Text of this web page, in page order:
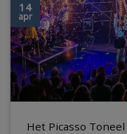
14
apr
Het Picasso